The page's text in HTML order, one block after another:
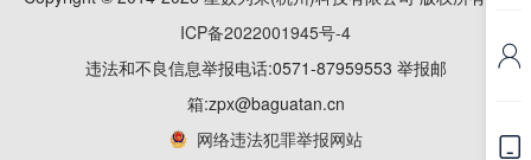
ICP备2022001945号-4
违法和不良信息举报电话:0571-87959553 举报邮
箱:zpx@baguatan.cn
网络违法犯罪举报网站

